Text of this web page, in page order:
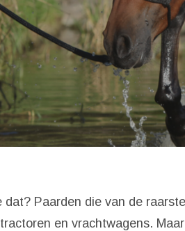
dat? Paarden die van de
tractoren en vrachtwagens.